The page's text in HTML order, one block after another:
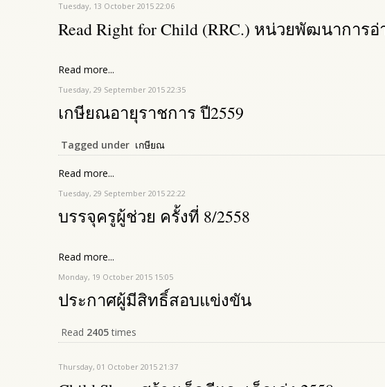
Tuesday, 13 October 2015 22:06
Read Right for Child (RRC.) หน่วยพัฒนาการ
Read more...
Tuesday, 29 September 2015 22:35
เกษียณอายุราชการ ปี2559
Tagged under เกษียณ
Read more...
Tuesday, 29 September 2015 22:22
บรรจุครูผู้ช่วย ครั้งที่ 8/2558
Read more...
Monday, 19 October 2015 15:05
ประกาศผู้มีสิทธิ์สอบแข่งขัน
Read 2405times
Thursday, 01 October 2015 21:37